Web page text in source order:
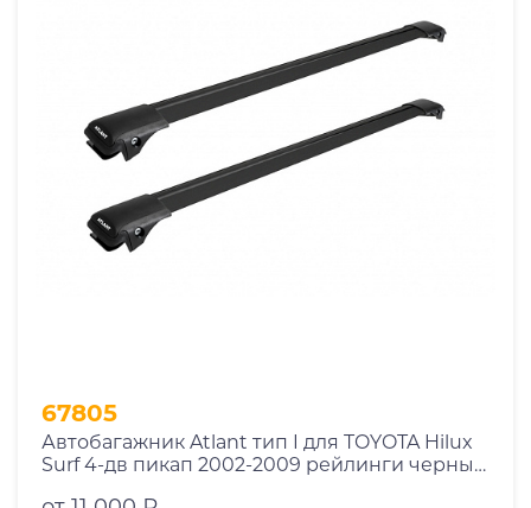
67805
Автобагажник Atlant тип I для TOYOTA Hilux
Surf 4-дв пикап 2002-2009 рейлинги черные